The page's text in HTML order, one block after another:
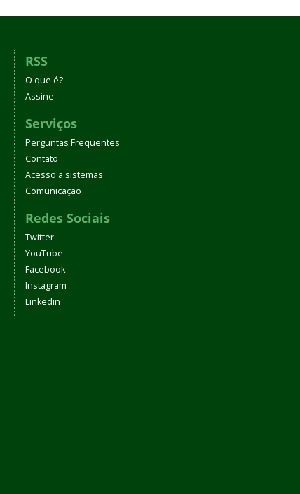
RSS
O que é?
Assine
Serviços
Perguntas Frequentes
Contato
Acesso a sistemas
Comunicação
Redes Sociais
Twitter
YouTube
Facebook
Instagram
Linkedin